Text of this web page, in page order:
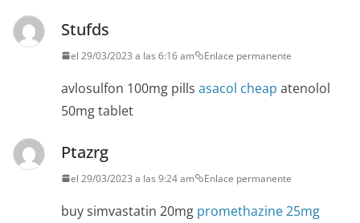
Stufds
el 29/03/2023 a las 6:16 am Enlace permanente
avlosulfon 100mg pills asacol cheap atenolol
50mg tablet
Ptazrg
el 29/03/2023 a las 9:24 am Enlace permanente
buy simvastatin 20mg promethazine 25mg